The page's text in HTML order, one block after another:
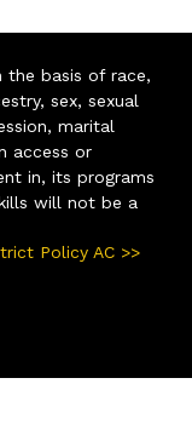
the basis of race,
sex, sexual
marital
access or
in, its programs
will not be a
Policy AC >>